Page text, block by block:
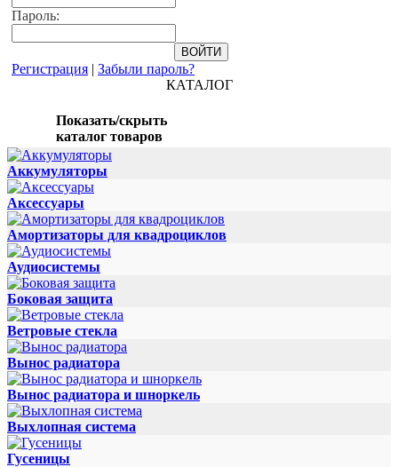
Пароль:
Регистрация | Забыли пароль?
КАТАЛОГ
Показать/скрыть
каталог товаров
Аккумуляторы
Аксессуары
Амортизаторы для квадроциклов
Аудиосистемы
Боковая защита
Ветровые стекла
Вынос радиатора
Вынос радиатора и шноркель
Выхлопная система
Гусеницы